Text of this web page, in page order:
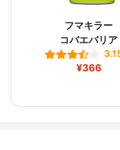
フマキラー
コバエバリア
¥366